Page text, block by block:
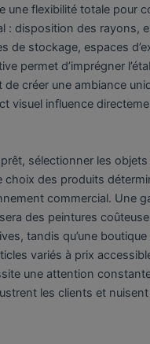
une flexibilité totale pour
: disposition des rayons,
de stockage, espaces
permet d’imprégner
de créer une ambiance
visuel influence
prêt, sélectionner les
choix des produits
commercial. Une
des peintures
tandis qu’une
variés à prix
une attention
les clients et